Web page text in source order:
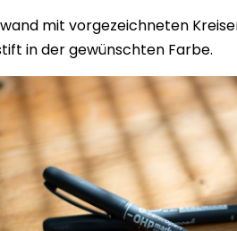
mit vorgezeichneten
in der gewünschten Farbe.